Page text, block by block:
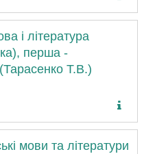
і література
перша -
Т.В.)
мови та літератури